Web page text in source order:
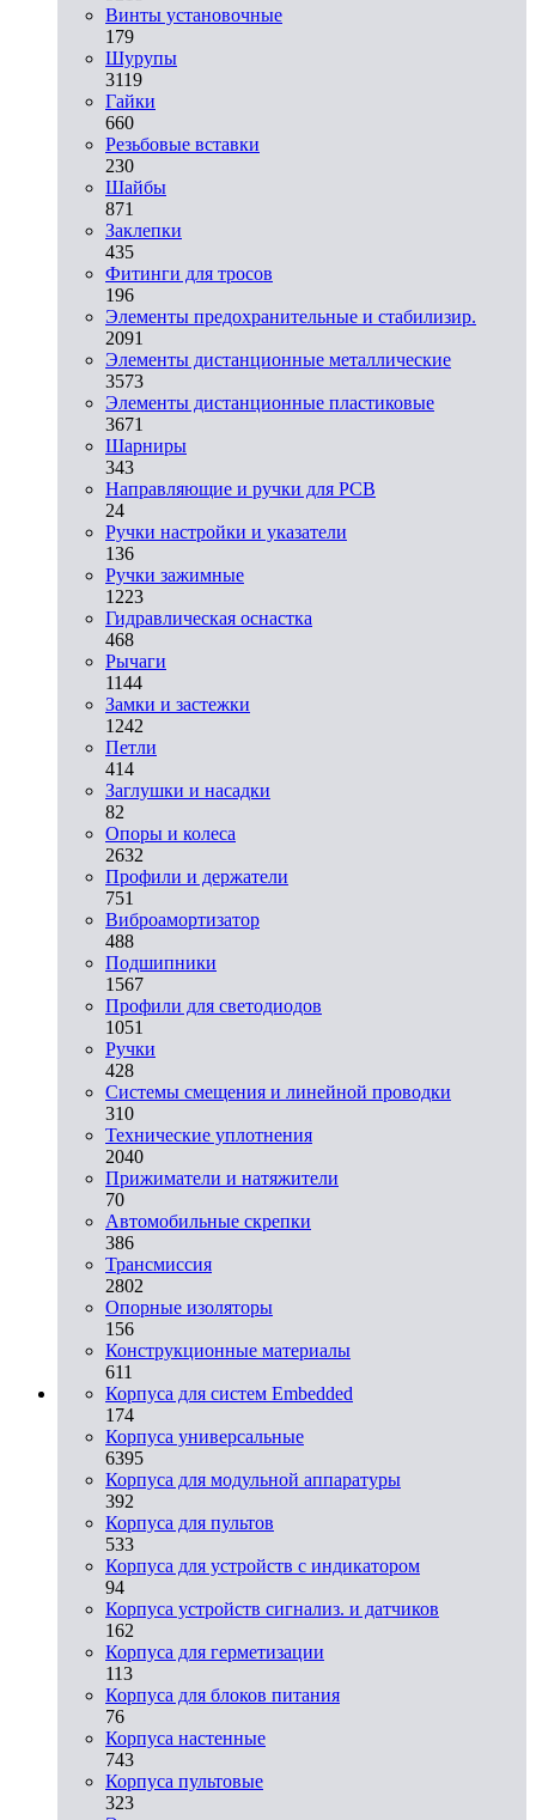
Винты установочные
179
Шурупы
3119
Гайки
660
Резьбовые вставки
230
Шайбы
871
Заклепки
435
Фитинги для тросов
196
Элементы предохранительные и стабилизир.
2091
Элементы дистанционные металлические
3573
Элементы дистанционные пластиковые
3671
Шарниры
343
Направляющие и ручки для PCB
24
Ручки настройки и указатели
136
Ручки зажимные
1223
Гидравлическая оснастка
468
Рычаги
1144
Замки и застежки
1242
Петли
414
Заглушки и насадки
82
Опоры и колеса
2632
Профили и держатели
751
Виброамортизатор
488
Подшипники
1567
Профили для светодиодов
1051
Ручки
428
Системы смещения и линейной проводки
310
Технические уплотнения
2040
Прижиматели и натяжители
70
Автомобильные скрепки
386
Трансмиссия
2802
Опорные изоляторы
156
Конструкционные материалы
611
Корпуса для систем Embedded
174
Корпуса универсальные
6395
Корпуса для модульной аппаратуры
392
Корпуса для пультов
533
Корпуса для устройств с индикатором
94
Корпуса устройств сигнализ. и датчиков
162
Корпуса для герметизации
113
Корпуса для блоков питания
76
Корпуса настенные
743
Корпуса пультовые
323